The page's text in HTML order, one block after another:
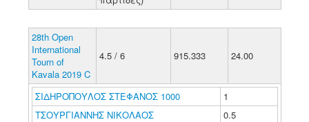
28th Open
International
Tourn of
Kavala 2019 C
4.5 / 6 915.333 24.00
ΣΙΔΗΡΟΠΟΥΛΟΣ ΣΤΕΦΑΝΟΣ 1000
1
ΤΣΟΥΡΓΙΑΝΝΗΣ ΝΙΚΟΛΑΟΣ
0.5